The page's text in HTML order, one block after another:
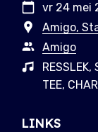
vr 24 mei
Amigo,
Amigo
RESSLEK,
TEE,
LINKS